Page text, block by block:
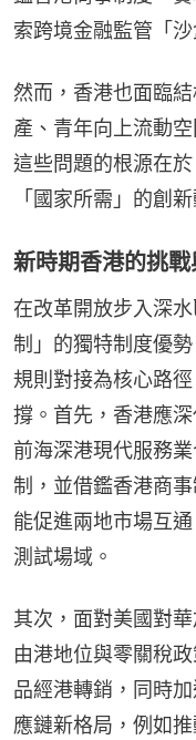
索跨境金融監管「沙
然而，香港也面臨
產、青年向上流動
這些問題的根源在
「國家所需」的創新
新時期香港的挑
在改革開放步入深
制」的獨特制度優
規則對接為核心路
撐。首先，香港應
前海深港現代服務
制，並借鑑香港商
能促進兩地市場互
測試場域。
其次，面對美國對
由港地位與零關稅
品經港轉銷，同時
應鏈新格局，例如